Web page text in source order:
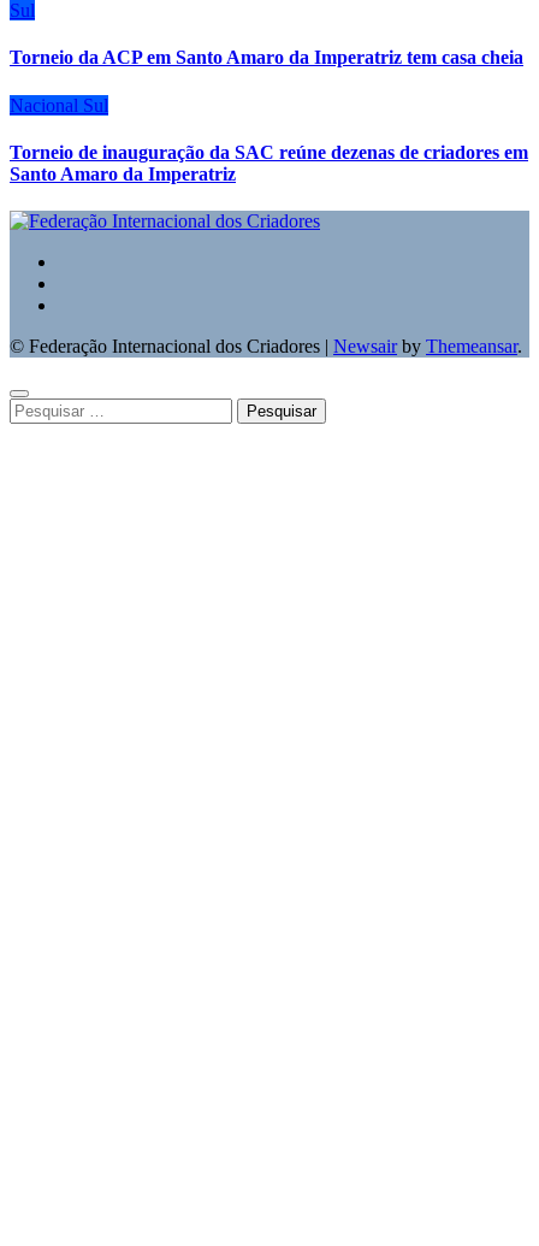
Sul
Torneio da ACP em Santo Amaro da Imperatriz tem casa cheia
Nacional Sul
Torneio de inauguração da SAC reúne dezenas de criadores em
Santo Amaro da Imperatriz
© Federação Internacional dos Criadores | Newsairby Themeansar.
Pesquisar
por: